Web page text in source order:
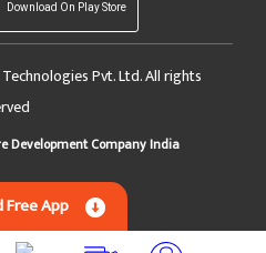
Download On Play Store
Pvt. Ltd. All rights
Development Company India
App